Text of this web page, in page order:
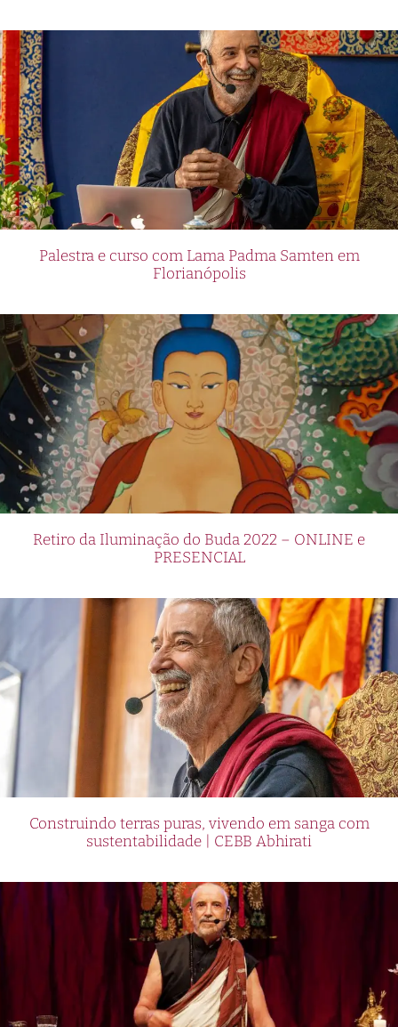
Palestra e curso com Lama Padma Samten em
Florianópolis
Retiro da Iluminação do Buda 2022 – ONLINE e
PRESENCIAL
Construindo terras puras, vivendo em sanga com
sustentabilidade | CEBB Abhirati